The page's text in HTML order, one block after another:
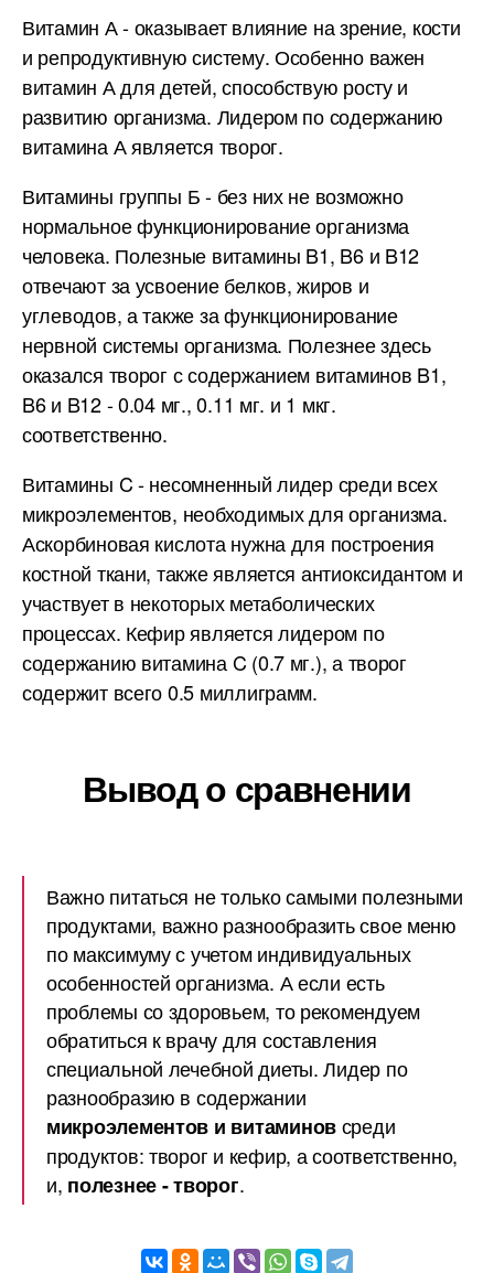
Витамин А - оказывает влияние на зрение, кости
и репродуктивную систему. Особенно важен
витамин А для детей, способствую росту и
развитию организма. Лидером по содержанию
витамина А является творог.
Витамины группы Б - без них не возможно
нормальное функционирование организма
человека. Полезные витамины B1, B6 и B12
отвечают за усвоение белков, жиров и
углеводов, а также за функционирование
нервной системы организма. Полезнее здесь
оказался творог с содержанием витаминов B1,
B6 и B12 - 0.04 мг., 0.11 мг. и 1 мкг.
соответственно.
Витамины C - несомненный лидер среди всех
микроэлементов, необходимых для организма.
Аскорбиновая кислота нужна для построения
костной ткани, также является антиоксидантом и
участвует в некоторых метаболических
процессах. Кефир является лидером по
содержанию витамина C (0.7 мг.), а творог
содержит всего 0.5 миллиграмм.
Вывод о сравнении
Важно питаться не только самыми полезными
продуктами, важно разнообразить свое меню
по максимуму с учетом индивидуальных
особенностей организма. А если есть
проблемы со здоровьем, то рекомендуем
обратиться к врачу для составления
специальной лечебной диеты. Лидер по
разнообразию в содержании
микроэлементов и витаминовсреди
продуктов: творог и кефир, а соответственно,
и, полезнее - творог.